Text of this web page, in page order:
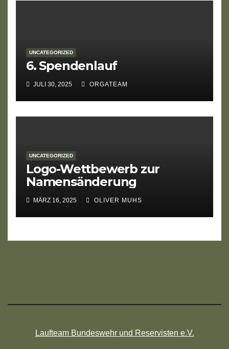
UNCATEGORIZED
6. Spendenlauf
JULI 30, 2025 ORGATEAM
UNCATEGORIZED
Logo-Wettbewerb zur
Namensänderung
MÄRZ 16, 2025 OLIVER MUHS
Laufteam Bundeswehr und Reservisten e.V.